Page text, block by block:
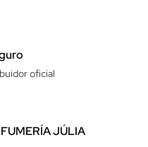
oficial
JÚLIA